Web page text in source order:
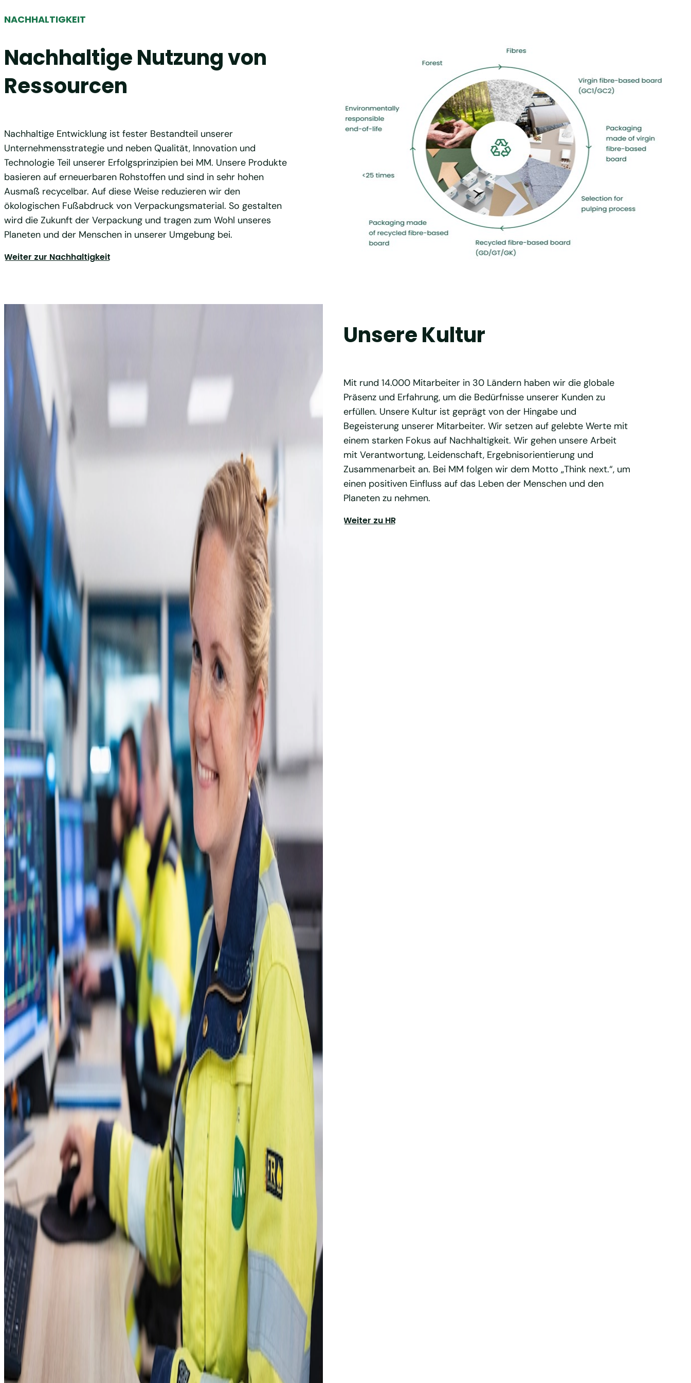
NACHHALTIGKEIT
Nachhaltige Nutzung von
Ressourcen
Nachhaltige Entwicklung ist fester Bestandteil unserer
Unternehmensstrategie und neben Qualität, Innovation und
Technologie Teil unserer Erfolgsprinzipien bei MM. Unsere Produkte
basieren auf erneuerbaren Rohstoffen und sind in sehr hohen
Ausmaß recycelbar. Auf diese Weise reduzieren wir den
ökologischen Fußabdruck von Verpackungsmaterial. So gestalten
wird die Zukunft der Verpackung und tragen zum Wohl unseres
Planeten und der Menschen in unserer Umgebung bei.
Weiter zur Nachhaltigkeit
Unsere Kultur
Mit rund 14.000 Mitarbeiter in 30 Ländern haben wir die globale
Präsenz und Erfahrung, um die Bedürfnisse unserer Kunden zu
erfüllen. Unsere Kultur ist geprägt von der Hingabe und
Begeisterung unserer Mitarbeiter. Wir setzen auf gelebte Werte mit
einem starken Fokus auf Nachhaltigkeit. Wir gehen unsere Arbeit
mit Verantwortung, Leidenschaft, Ergebnisorientierung und
Zusammenarbeit an. Bei MM folgen wir dem Motto „Think next.“, um
einen positiven Einfluss auf das Leben der Menschen und den
Planeten zu nehmen.
Weiter zu HR